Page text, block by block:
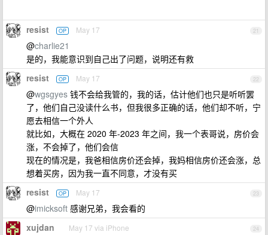
21
resist OP May 17
@charlie21
是的，我能意识到自己出了问题，说明还有救
22
resist OP May 17
@wgsgyes 钱不会给我管的，我的话，估计他们也只是听听罢
了，他们自己没读什么书，但我很多正确的话，他们却不听，宁
愿去相信一个外人
就比如，大概在 2020 年-2023 年之间，我一个表哥说，房价会
涨，不会掉了，他们会信
现在的情况是，我爸相信房价还会掉，我妈相信房价还会涨，总
想着买房，因为我一直不同意，才没有买
23
resist OP May 17
@imicksoft 感谢兄弟，我会看的
24
xujdan May 17 via iPhone